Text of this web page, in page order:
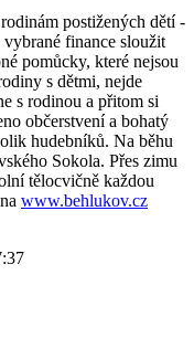
postižených dětí -
finance sloužit
pomůcky, které nejsou
s dětmi, nejde
s rodinou a přitom si
občerstvení a bohatý
hudebníků. Na běhu
Sokola. Přes zimu
tělocvičně každou
www.behlukov.cz